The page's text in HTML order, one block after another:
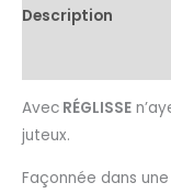
Description
Avec RÉGLISSE
juteux.
Façonnée dans